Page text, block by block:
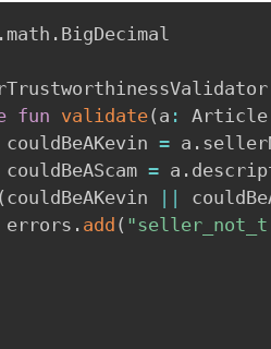
. math . BigDecimal
fun validate( a : Article
couldBeAKevin = a .
couldBeAScam = a .
( couldBeAKevin
errors
. add (